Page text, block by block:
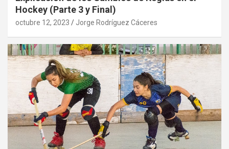
Hockey (Parte 3 y Final)
octubre 12, 2023 Jorge Rodríguez Cáceres